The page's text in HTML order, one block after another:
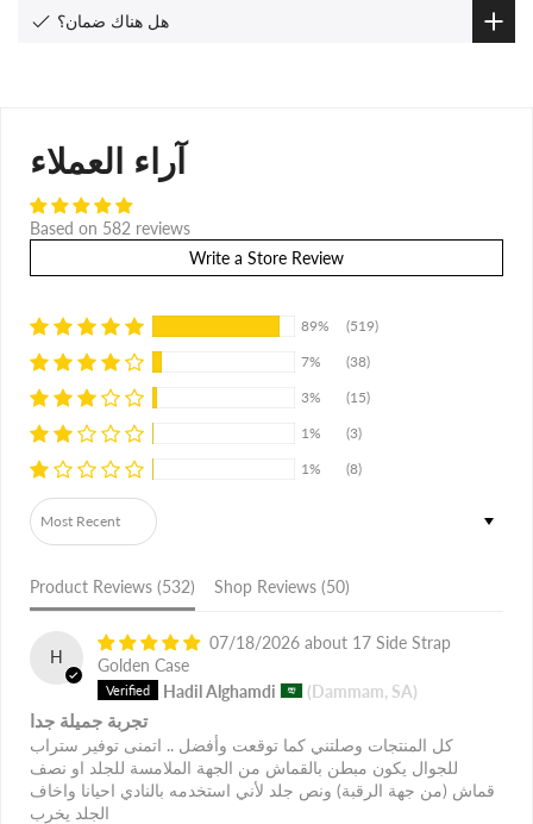
هل هناك ضمان؟
آراء العملاء
Based on 582 reviews
Write a Store Review
89%
(519)
7%
(38)
3%
(15)
1%
(3)
1%
(8)
Sort by
Product Reviews (532) Shop Reviews (50)
H
07/18/2026
17 Side Strap
Golden Case
Hadil Alghamdi
(Dammam, SA)
تجربة جميلة جدا
كل المنتجات وصلتني كما توقعت وأفضل .. اتمنى توفير ستراب
للجوال يكون مبطن بالقماش من الجهة الملامسة للجلد او نصف
قماش (من جهة الرقبة) ونص جلد لأني استخدمه بالنادي احيانا واخاف
الجلد يخرب